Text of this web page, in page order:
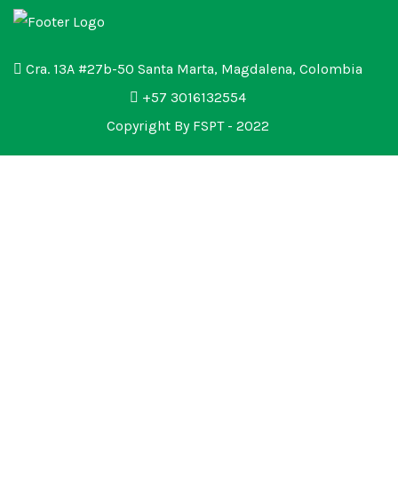
Cra. 13A #27b-50 Santa Marta, Magdalena, Colombia
+57 3016132554
Copyright By FSPT - 2022